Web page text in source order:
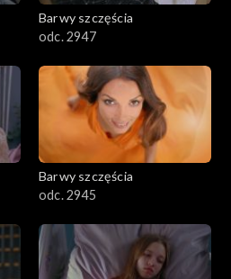
Barwy szczęścia
odc. 2947
Barwy szczęścia
odc. 2945